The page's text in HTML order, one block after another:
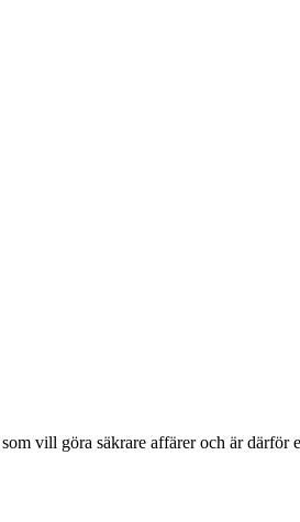
vill göra säkrare affärer och är